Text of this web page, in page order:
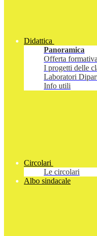
Didattica
Panoramica
Offerta formativa
I progetti delle
Laboratori
Info utili
Circolari
Le circolari
Albo sindacale